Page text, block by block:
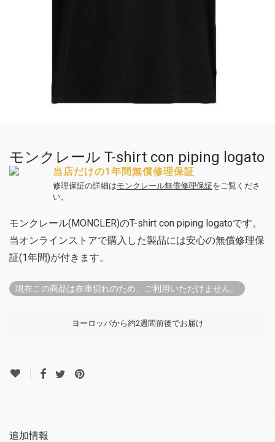
モンクレール T-shirt con piping logato
当店だけの1年間無償修理保証
修理保証の詳細はモンクレール無償修理保証をご覧くださ
い。
モンクレール(MONCLER)のT-shirt con piping logatoです。
当オンラインストアで購入した製品には安心の無償修理保
証(1年間)が付きます。
現在この商品は在庫切れのため、ご利用いただけません。
ヨーロッパから約2週間前後でお届け
追加情報